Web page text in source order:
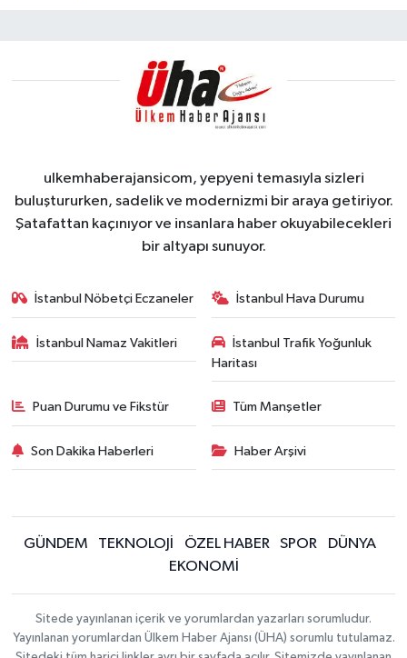
ulkemhaberajansicom, yepyeni temasıyla sizleri
buluştururken, sadelik ve modernizmi bir araya getiriyor.
Şatafattan kaçınıyor ve insanlara haber okuyabilecekleri
bir altyapı sunuyor.
İstanbul Nöbetçi Eczaneler İstanbul Hava Durumu
İstanbul Namaz Vakitleri
İstanbul Trafik Yoğunluk
Haritası
Puan Durumu ve Fikstür Tüm Manşetler
Son Dakika Haberleri Haber Arşivi
GÜNDEM TEKNOLOJİ ÖZEL HABER SPOR
DÜNYA
EKONOMİ
Sitede yayınlanan içerik ve yorumlardan yazarları sorumludur.
Yayınlanan yorumlardan Ülkem Haber Ajansı (ÜHA) sorumlu tutulamaz.